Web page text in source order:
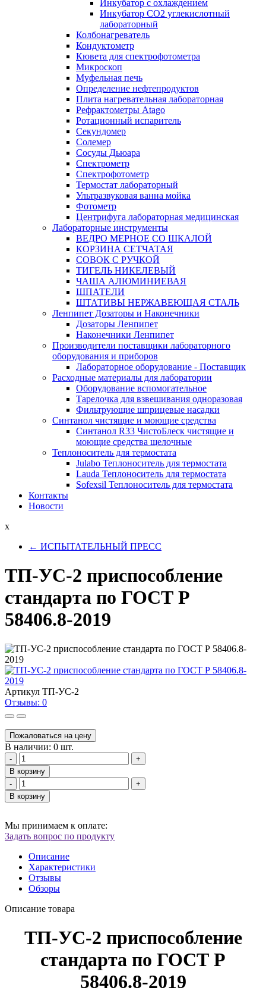
Инкубатор с охлаждением
Инкубатор СО2 углекислотный
лабораторный
Колбонагреватель
Кондуктометр
Кювета для спектрофотометра
Микроскоп
Муфельная печь
Определение нефтепродуктов
Плита нагревательная лабораторная
Рефрактометры Atago
Ротационный испаритель
Секундомер
Солемер
Сосуды Дьюара
Спектрометр
Спектрофотометр
Термостат лабораторный
Ультразвуковая ванна мойка
Фотометр
Центрифуга лабораторная медицинская
Лабораторные инструменты
ВЕДРО МЕРНОЕ СО ШКАЛОЙ
КОРЗИНА СЕТЧАТАЯ
СОВОК С РУЧКОЙ
ТИГЕЛЬ НИКЕЛЕВЫЙ
ЧАША АЛЮМИНИЕВАЯ
ШПАТЕЛИ
ШТАТИВЫ НЕРЖАВЕЮЩАЯ СТАЛЬ
Ленпипет Дозаторы и Наконечники
Дозаторы Ленпипет
Наконечники Ленпипет
Производители поставщики лабораторного
оборудования и приборов
Лабораторное оборудование - Поставщик
Расходные материалы для лаборатории
Оборудование вспомогательное
Тарелочка для взвешивания одноразовая
Фильтрующие шприцевые насадки
Синтанол чистящие и моющие средства
Синтанол R33 ЧистоБлеск чистящие и
моющие средства щелочные
Теплоноситель для термостата
Julabo Теплоноситель для термостата
Lauda Теплоноситель для термостата
Sofexsil Теплоноситель для термостата
Контакты
Новости
x
← ИСПЫТАТЕЛЬНЫЙ ПРЕСС
ТП-УС-2 приспособление
стандарта по ГОСТ Р
58406.8-2019
Артикул ТП-УС-2
Отзывы: 0
Пожаловаться на цену
В наличии: 0 шт.
-
+
В корзину
-
+
В корзину
Мы принимаем к оплате:
Задать вопрос по продукту
Описание
Характеристики
Отзывы
Обзоры
Описание товара
ТП-УС-2 приспособление
стандарта по ГОСТ Р
58406.8-2019